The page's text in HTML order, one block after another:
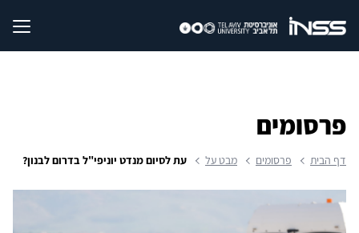
פרסומים
דף הבית פרסומים מבט על עת לסיום מנדט יוניפי"ל בדרום לבנון?